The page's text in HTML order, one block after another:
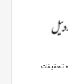
تحقیقات